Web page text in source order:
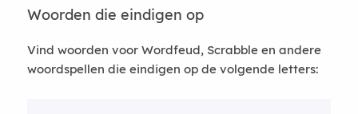
Woorden die eindigen op
Vind woorden voor Wordfeud, Scrabble en andere
woordspellen die eindigen op de volgende letters: